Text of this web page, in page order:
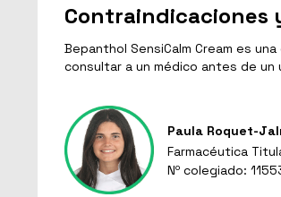
Contraindicaciones
Bepanthol SensiCalm Cream es
consultar a un médico antes de
Paula Roquet-
Farmacéutica
Nº colegiado: